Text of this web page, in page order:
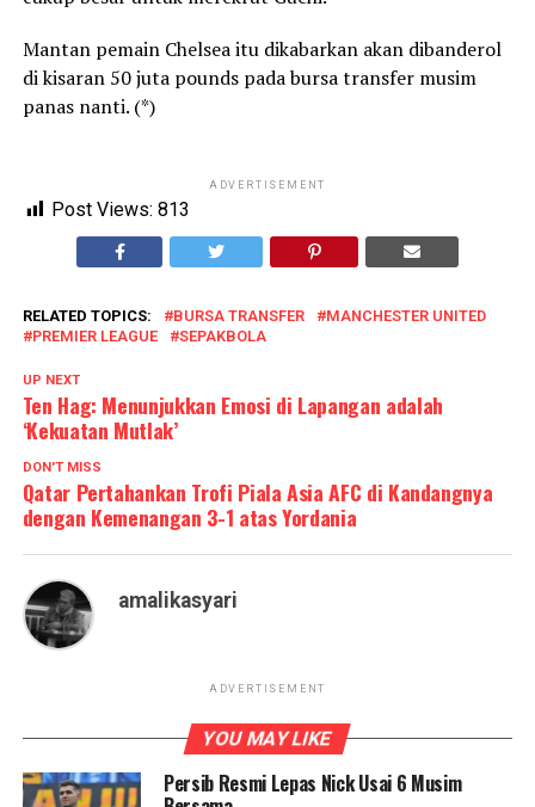
Mantan pemain Chelsea itu dikabarkan akan dibanderol
di kisaran 50 juta pounds pada bursa transfer musim
panas nanti. (*)
ADVERTISEMENT
Post Views: 813
RELATED TOPICS: BURSA TRANSFER
MANCHESTER UNITED
PREMIER LEAGUE
SEPAKBOLA
UP NEXT
Ten Hag: Menunjukkan Emosi di Lapangan adalah
‘Kekuatan Mutlak’
DON'T MISS
Qatar Pertahankan Trofi Piala Asia AFC di Kandangnya
dengan Kemenangan 3-1 atas Yordania
amalikasyari
ADVERTISEMENT
YOU MAY LIKE
Persib Resmi Lepas Nick Usai 6 Musim